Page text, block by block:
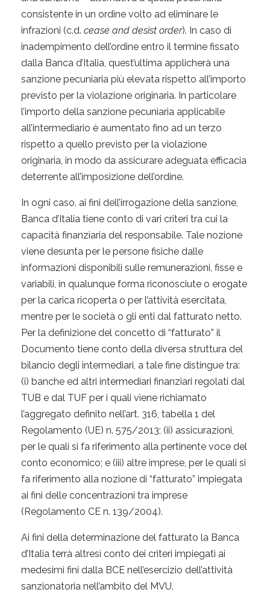
consistente in un ordine volto ad eliminare le
infrazioni (c.d. cease and desist order). In caso di
inadempimento dell’ordine entro il termine fissato
dalla Banca d’Italia, quest’ultima applicherà una
sanzione pecuniaria più elevata rispetto all’importo
previsto per la violazione originaria. In particolare
l’importo della sanzione pecuniaria applicabile
all’intermediario è aumentato fino ad un terzo
rispetto a quello previsto per la violazione
originaria, in modo da assicurare adeguata efficacia
deterrente all’imposizione dell’ordine.
In ogni caso, ai fini dell’irrogazione della sanzione,
Banca d’Italia tiene conto di vari criteri tra cui la
capacità finanziaria del responsabile. Tale nozione
viene desunta per le persone fisiche dalle
informazioni disponibili sulle remunerazioni, fisse e
variabili, in qualunque forma riconosciute o erogate
per la carica ricoperta o per l’attività esercitata,
mentre per le società o gli enti dal fatturato netto.
Per la definizione del concetto di “fatturato” il
Documento tiene conto della diversa struttura del
bilancio degli intermediari, a tale fine distingue tra:
(i) banche ed altri intermediari finanziari regolati dal
TUB e dal TUF per i quali viene richiamato
l’aggregato definito nell’art. 316, tabella 1 del
Regolamento (UE) n. 575/2013; (ii) assicurazioni,
per le quali si fa riferimento alla pertinente voce del
conto economico; e (iii) altre imprese, per le quali si
fa riferimento alla nozione di “fatturato” impiegata
ai fini delle concentrazioni tra imprese
(Regolamento CE n. 139/2004).
Ai fini della determinazione del fatturato la Banca
d’Italia terrà altresì conto dei criteri impiegati ai
medesimi fini dalla BCE nell’esercizio dell’attività
sanzionatoria nell’ambito del MVU.